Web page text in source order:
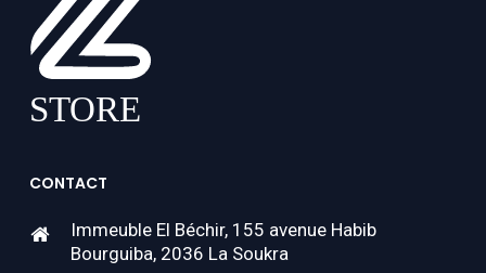
CONTACT
Immeuble El Béchir, 155 avenue Habib
Bourguiba, 2036 La Soukra